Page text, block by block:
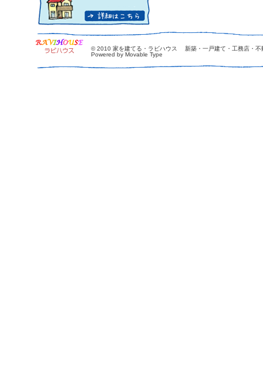
© 2010 家を建てる・ラビハウス 新築・一戸建て・工務店・不
Powered by Movable Type